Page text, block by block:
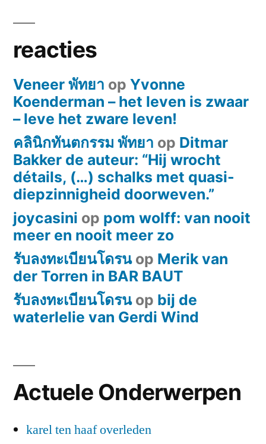
reacties
Veneer พัทยา op Yvonne
Koenderman – het leven is zwaar
– leve het zware leven!
คลินิกทันตกรรม พัทยา op Ditmar
Bakker de auteur: “Hij wrocht
détails, (…) schalks met quasi-
diepzinnigheid doorweven.”
joycasini op pom wolff: van nooit
meer en nooit meer zo
รับลงทะเบียนโดรนop Merik van
der Torren in BAR BAUT
รับลงทะเบียนโดรนop bij de
waterlelie van Gerdi Wind
Actuele Onderwerpen
karel ten haaf overleden